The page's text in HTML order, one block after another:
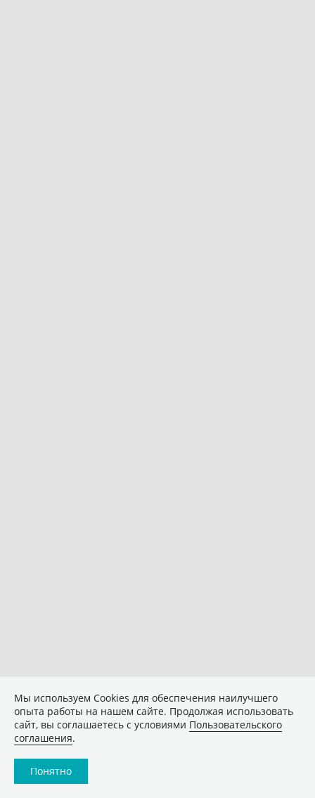
Мы используем Сookies для обеспечения наилучшего
опыта работы на нашем сайте. Продолжая использовать
сайт, вы соглашаетесь с условиями Пользовательского
соглашения.
Понятно